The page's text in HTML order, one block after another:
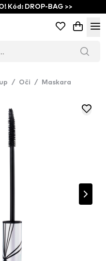
Kód: DROP-BAG >>
/ Oči / Maskara